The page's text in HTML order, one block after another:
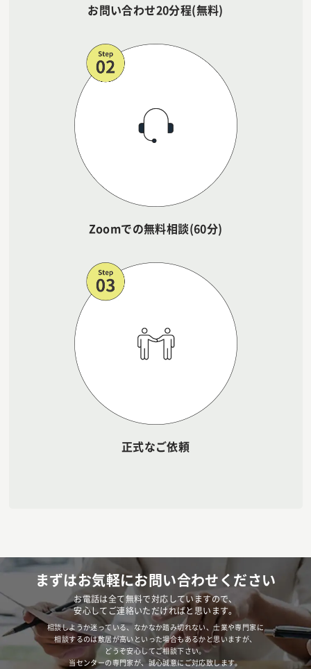
お問い合わせ20分程(無料)
Zoomでの無料相談(60分)
正式なご依頼
まずはお気軽にお問い合わせください
お電話は全て無料で対応していますので、
安心してご連絡いただければと思います。
相談しようか迷っている、なかなか踏み切れない、士業や専門家に
相談するのは敷居が高いといった場合もあるかと思いますが、
どうぞ安心してご相談下さい。
当センターの専門家が、誠心誠意にご対応致します。